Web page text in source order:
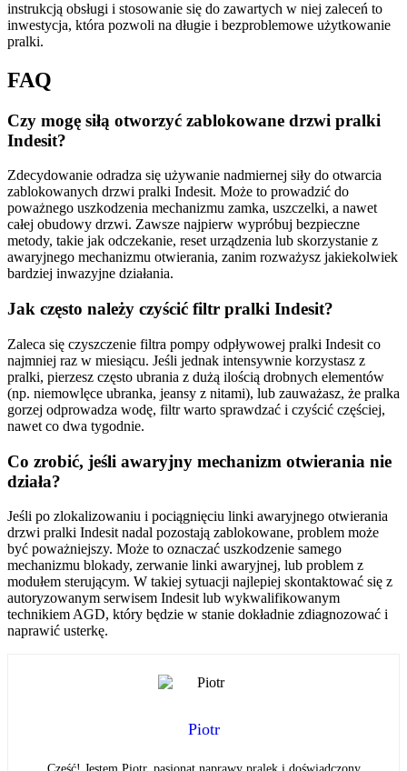
instrukcją obsługi i stosowanie się do zawartych w niej zaleceń to
inwestycja, która pozwoli na długie i bezproblemowe użytkowanie
pralki.
FAQ
Czy mogę siłą otworzyć zablokowane drzwi pralki
Indesit?
Zdecydowanie odradza się używanie nadmiernej siły do otwarcia
zablokowanych drzwi pralki Indesit. Może to prowadzić do
poważnego uszkodzenia mechanizmu zamka, uszczelki, a nawet
całej obudowy drzwi. Zawsze najpierw wypróbuj bezpieczne
metody, takie jak odczekanie, reset urządzenia lub skorzystanie z
awaryjnego mechanizmu otwierania, zanim rozważysz jakiekolwiek
bardziej inwazyjne działania.
Jak często należy czyścić filtr pralki Indesit?
Zaleca się czyszczenie filtra pompy odpływowej pralki Indesit co
najmniej raz w miesiącu. Jeśli jednak intensywnie korzystasz z
pralki, pierzesz często ubrania z dużą ilością drobnych elementów
(np. niemowlęce ubranka, jeansy z nitami), lub zauważasz, że pralka
gorzej odprowadza wodę, filtr warto sprawdzać i czyścić częściej,
nawet co dwa tygodnie.
Co zrobić, jeśli awaryjny mechanizm otwierania nie
działa?
Jeśli po zlokalizowaniu i pociągnięciu linki awaryjnego otwierania
drzwi pralki Indesit nadal pozostają zablokowane, problem może
być poważniejszy. Może to oznaczać uszkodzenie samego
mechanizmu blokady, zerwanie linki awaryjnej, lub problem z
modułem sterującym. W takiej sytuacji najlepiej skontaktować się z
autoryzowanym serwisem Indesit lub wykwalifikowanym
technikiem AGD, który będzie w stanie dokładnie zdiagnozować i
naprawić usterkę.
Piotr